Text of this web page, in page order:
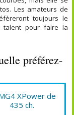
Les amateurs de
toujours le
talent pour faire la
préférez-
XPower de
435 ch.